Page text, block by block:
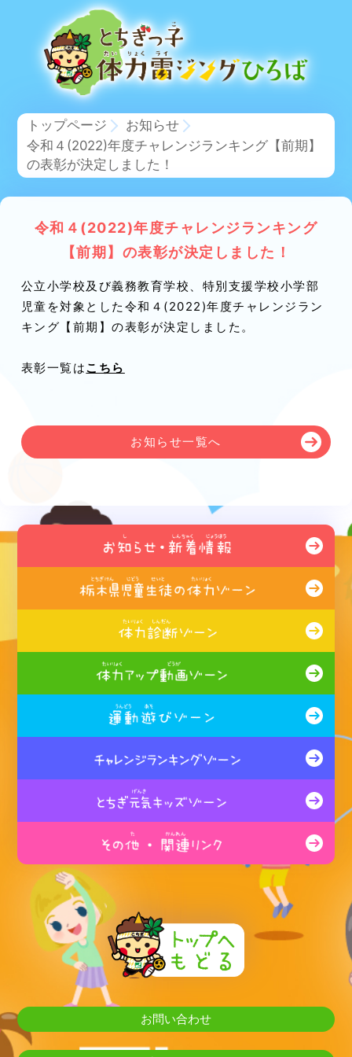
トップページ
お知らせ
令和４(2022)年度チャレンジランキング【前期】
の表彰が決定しました！
令和４(2022)年度チャレンジランキング
【前期】の表彰が決定しました！
公立小学校及び義務教育学校、特別支援学校小学部
児童を対象とした令和４(2022)年度チャレンジラン
キング【前期】の表彰が決定しました。
表彰一覧はこちら
お知らせ一覧へ
お問い合わせ